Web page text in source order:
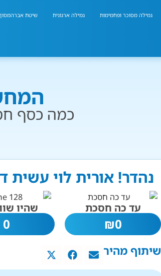
גמילה מסוכר ופחמימות גמילה ארגונית שיטת אברהמסון
כמה כסף
נהדר! אורית לוי עשית
עד כה חסכת
0
₪
שהיו
0
שיתוף מהיר